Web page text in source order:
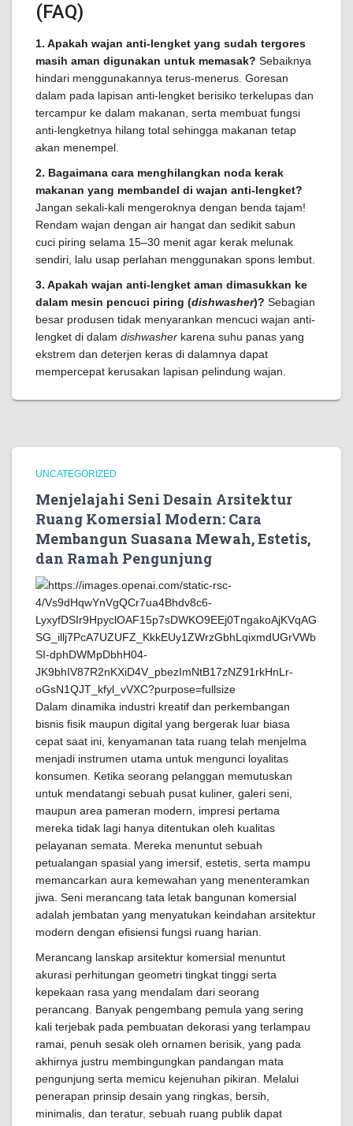
(FAQ)
1. Apakah wajan anti-lengket yang sudah tergores
masih aman digunakan untuk memasak? Sebaiknya
hindari menggunakannya terus-menerus. Goresan
dalam pada lapisan anti-lengket berisiko terkelupas dan
tercampur ke dalam makanan, serta membuat fungsi
anti-lengketnya hilang total sehingga makanan tetap
akan menempel.
2. Bagaimana cara menghilangkan noda kerak
makanan yang membandel di wajan anti-lengket?
Jangan sekali-kali mengeroknya dengan benda tajam!
Rendam wajan dengan air hangat dan sedikit sabun
cuci piring selama 15–30 menit agar kerak melunak
sendiri, lalu usap perlahan menggunakan spons lembut.
3. Apakah wajan anti-lengket aman dimasukkan ke
dalam mesin pencuci piring (dishwasher)? Sebagian
besar produsen tidak menyarankan mencuci wajan anti-
lengket di dalam dishwasher karena suhu panas yang
ekstrem dan deterjen keras di dalamnya dapat
mempercepat kerusakan lapisan pelindung wajan.
UNCATEGORIZED
Menjelajahi Seni Desain Arsitektur
Ruang Komersial Modern: Cara
Membangun Suasana Mewah, Estetis,
dan Ramah Pengunjung
Dalam dinamika industri kreatif dan perkembangan
bisnis fisik maupun digital yang bergerak luar biasa
cepat saat ini, kenyamanan tata ruang telah menjelma
menjadi instrumen utama untuk mengunci loyalitas
konsumen. Ketika seorang pelanggan memutuskan
untuk mendatangi sebuah pusat kuliner, galeri seni,
maupun area pameran modern, impresi pertama
mereka tidak lagi hanya ditentukan oleh kualitas
pelayanan semata. Mereka menuntut sebuah
petualangan spasial yang imersif, estetis, serta mampu
memancarkan aura kemewahan yang menenteramkan
jiwa. Seni merancang tata letak bangunan komersial
adalah jembatan yang menyatukan keindahan arsitektur
modern dengan efisiensi fungsi ruang harian.
Merancang lanskap arsitektur komersial menuntut
akurasi perhitungan geometri tingkat tinggi serta
kepekaan rasa yang mendalam dari seorang
perancang. Banyak pengembang pemula yang sering
kali terjebak pada pembuatan dekorasi yang terlampau
ramai, penuh sesak oleh ornamen berisik, yang pada
akhirnya justru membingungkan pandangan mata
pengunjung serta memicu kejenuhan pikiran. Melalui
penerapan prinsip desain yang ringkas, bersih,
minimalis, dan teratur, sebuah ruang publik dapat